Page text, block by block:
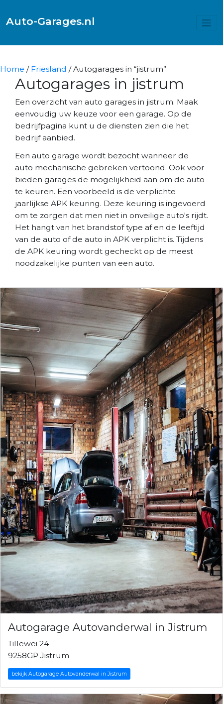
Auto-Garages.nl
Home / Friesland / Autogarages in “jistrum”
Autogarages in jistrum
Een overzicht van auto garages in jistrum. Maak
eenvoudig uw keuze voor een garage. Op de
bedrijfpagina kunt u de diensten zien die het
bedrijf aanbied.
Een auto garage wordt bezocht wanneer de
auto mechanische gebreken vertoond. Ook voor
bieden garages de mogelijkheid aan om de auto
te keuren. Een voorbeeld is de verplichte
jaarlijkse APK keuring. Deze keuring is ingevoerd
om te zorgen dat men niet in onveilige auto's rijdt.
Het hangt van het brandstof type af en de leeftijd
van de auto of de auto in APK verplicht is. Tijdens
de APK keuring wordt gecheckt op de meest
noodzakelijke punten van een auto.
Autogarage Autovanderwal in Jistrum
Tillewei 24
9258GP Jistrum
bekijk Autogarage Autovanderwal in Jistrum